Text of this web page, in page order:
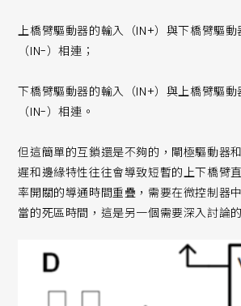
上橋臂驅動器的輸入（IN+）與下橋臂驅動
（IN-）相連；
下橋臂驅動器的輸入（IN+）與上橋臂驅動
（IN-）相連。
但這簡單的互鎖還是不夠的，閘極驅動器
遲和邊緣特性往往會導致短暫的上下橋臂
率開關的導通時間重疊，需要在微控制器
當的死區時間，這是另一個需要深入討論